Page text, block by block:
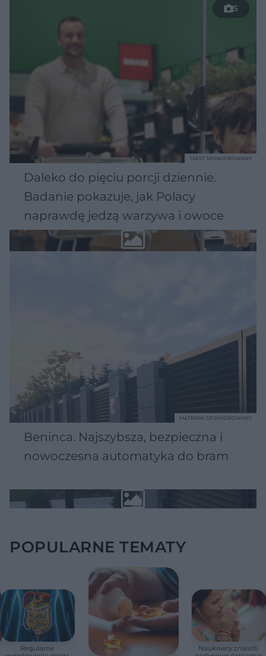
5
Daleko do pięciu porcji dziennie.
Badanie pokazuje, jak Polacy
naprawdę jedzą warzywa i owoce
TEKST SPONSOROWANY
Beninca. Najszybsza, bezpieczna i
nowoczesna automatyka do bram
MATERIAŁ SPONSOROWANY
POPULARNE TEMATY
Regularne
Naukowcy znaleźli